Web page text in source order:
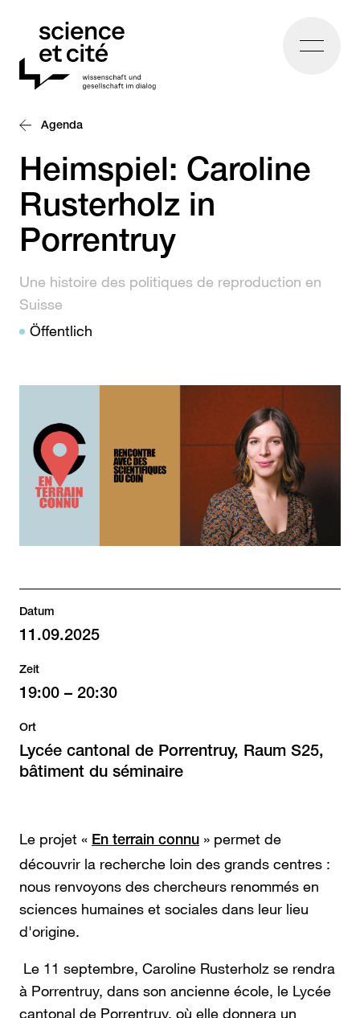
Home
Agenda
Heimspiel: Caroline
Rusterholz in
Porrentruy
Une histoire des politiques de reproduction en
Suisse
Öffentlich
Datum
11.09.2025
Zeit
19:00 – 20:30
Ort
Lycée cantonal de Porrentruy, Raum S25,
bâtiment du séminaire
Le projet « En terrain connu » permet de
découvrir la recherche loin des grands centres :
nous renvoyons des chercheurs renommés en
sciences humaines et sociales dans leur lieu
d'origine.
Le 11 septembre, Caroline Rusterholz se rendra
à Porrentruy, dans son ancienne école, le Lycée
cantonal de Porrentruy, où elle donnera un